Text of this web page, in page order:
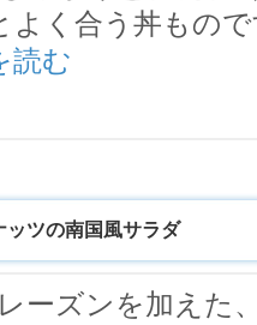
よく合う丼もの
読む
ッツの南国風サラダ
ーズンを加えた